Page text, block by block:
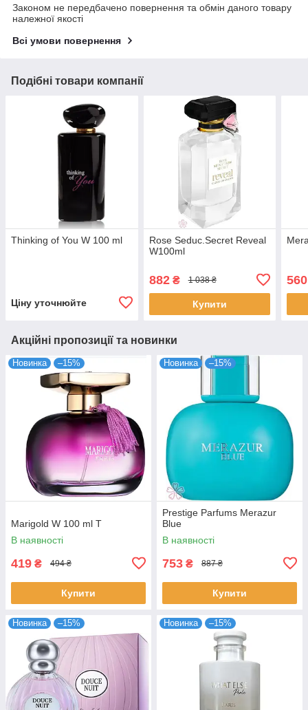
Законом не передбачено повернення та обмін даного товару
належної якості
Всі умови повернення
Подібні товари компанії
Thinking of You W 100 ml
Ціну уточнюйте
Rose Seduc.Secret Reveal
W100ml
882₴ 1 038 ₴
Купити
560
Акційні пропозиції та новинки
Новинка –15%
Marigold W 100 ml T
В наявності
419 ₴ 494 ₴
Купити
Новинка –15%
Prestige Parfums Merazur
Blue
В наявності
753 ₴ 887 ₴
Купити
Новинка –15% Новинка –15%